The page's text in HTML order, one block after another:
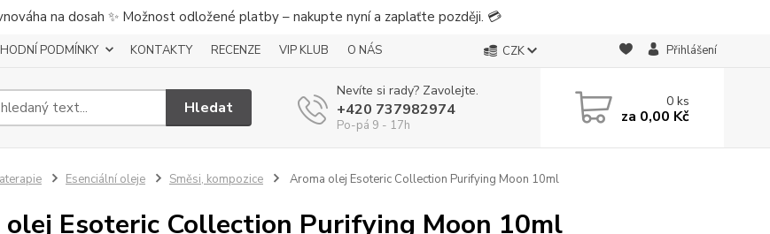
na dosah ✨ Možnost odložené platby – nakupte nyní a zaplaťte později. 💳
PODMÍNKY KONTAKTY RECENZE VIP KLUB O NÁS CZK Přihlášení
Hledat
Nevíte si rady? Zavolejte.
+420 737982974
Po-pá 9 - 17h
0ks
za 0,00 Kč
Esenciální oleje Směsi, kompozice Aroma olej Esoteric Collection Purifying Moon 10ml
olej Esoteric Collection Purifying Moon 10ml